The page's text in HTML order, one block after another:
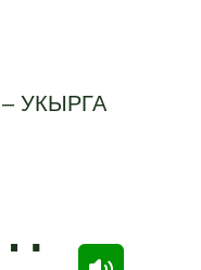
–УКЫРГА